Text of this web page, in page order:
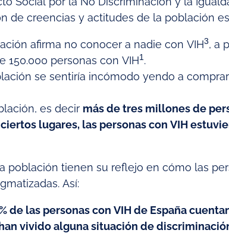
de creencias y actitudes de la población
afirma no conocer a nadie con VIH3, a
150.000 personas con VIH1 .
se sentiría incómodo yendo a
es decir más de tres millones de
lugares, las personas con VIH
población tienen su reflejo en cómo las
Así:
de las personas con VIH de España
vivido alguna situación de